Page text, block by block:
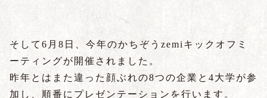
そして6月8日、今年のかちぞうzemiキックオフミ
ーティングが開催されました。
昨年とはまた違った顔ぶれの8つの企業と4大学が参
加し、順番にプレゼンテーションを行います。